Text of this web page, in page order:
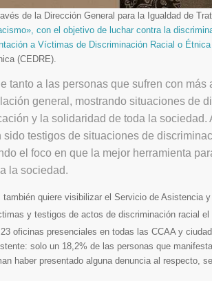
de la Dirección General para la Igualdad de
con el objetivo de luchar contra la
a Víctimas de Discriminación Racial o Étnica
(CEDRE).
tanto a las personas que sufren con
general, mostrando situaciones de
y la solidaridad de toda la sociedad.
sido testigos de situaciones de
el foco en que la mejor herramienta
la sociedad.
visibilizar el Servicio de Asistencia y
y testigos de actos de discriminación racial el
oficinas presenciales en todas las CCAA y
solo un 18,2% de las personas que
haber presentado alguna denuncia al respecto,